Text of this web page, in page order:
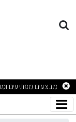
סרט סאטן YAMA פריאר בראון – חום עמוק עשיר​
מבצעים מפתיעים